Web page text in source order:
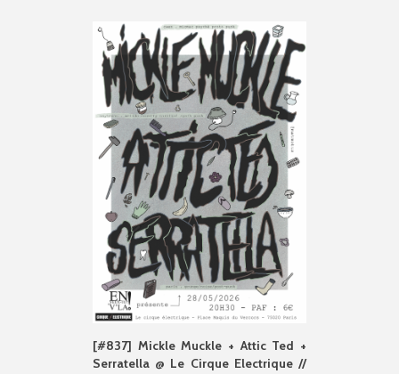
[#837] Mickle Muckle + Attic Ted +
Serratella @ Le Cirque Electrique //